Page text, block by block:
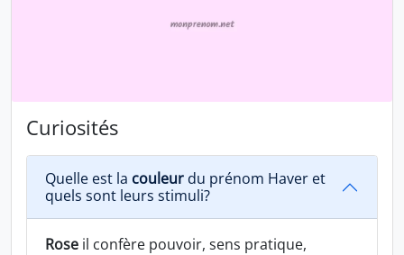
Curiosités
Quelle est la couleur du prénom Haver et
quels sont leurs stimuli?
Rose il confère pouvoir, sens pratique,